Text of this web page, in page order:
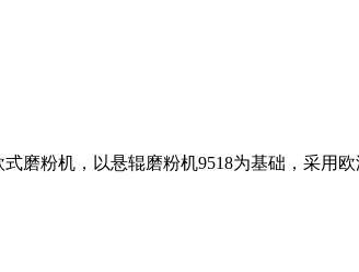
磨粉机，以悬辊磨粉机9518为基础，采用